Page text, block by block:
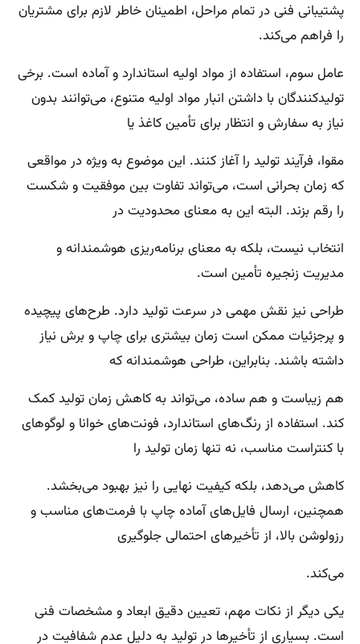
پشتیبانی فنی در تمام مراحل، اطمینان خاطر لازم برای مشتریان
را فراهم می‌کند.
عامل سوم، استفاده از مواد اولیه استاندارد و آماده است. برخی
تولیدکنندگان با داشتن انبار مواد اولیه متنوع، می‌توانند بدون
نیاز به سفارش و انتظار برای تأمین کاغذ یا
مقوا، فرآیند تولید را آغاز کنند. این موضوع به ویژه در مواقعی
که زمان بحرانی است، می‌تواند تفاوت بین موفقیت و شکست
را رقم بزند. البته این به معنای محدودیت در
انتخاب نیست، بلکه به معنای برنامه‌ریزی هوشمندانه و
مدیریت زنجیره تأمین است.
طراحی نیز نقش مهمی در سرعت تولید دارد. طرح‌های پیچیده
و پرجزئیات ممکن است زمان بیشتری برای چاپ و برش نیاز
داشته باشند. بنابراین، طراحی هوشمندانه که
هم زیباست و هم ساده، می‌تواند به کاهش زمان تولید کمک
کند. استفاده از رنگ‌های استاندارد، فونت‌های خوانا و لوگوهای
با کنتراست مناسب، نه تنها زمان تولید را
کاهش می‌دهد، بلکه کیفیت نهایی را نیز بهبود می‌بخشد.
همچنین، ارسال فایل‌های آماده چاپ با فرمت‌های مناسب و
رزولوشن بالا، از تأخیرهای احتمالی جلوگیری
می‌کند.
یکی دیگر از نکات مهم، تعیین دقیق ابعاد و مشخصات فنی
است. بسیاری از تأخیرها در تولید به دلیل عدم شفافیت در